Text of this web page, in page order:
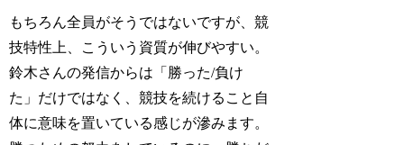
もちろん全員がそうではないですが、競
技特性上、こういう資質が伸びやすい。
鈴木さんの発信からは「勝った/負け
た」だけではなく、競技を続けること自
体に意味を置いている感じが滲みます。